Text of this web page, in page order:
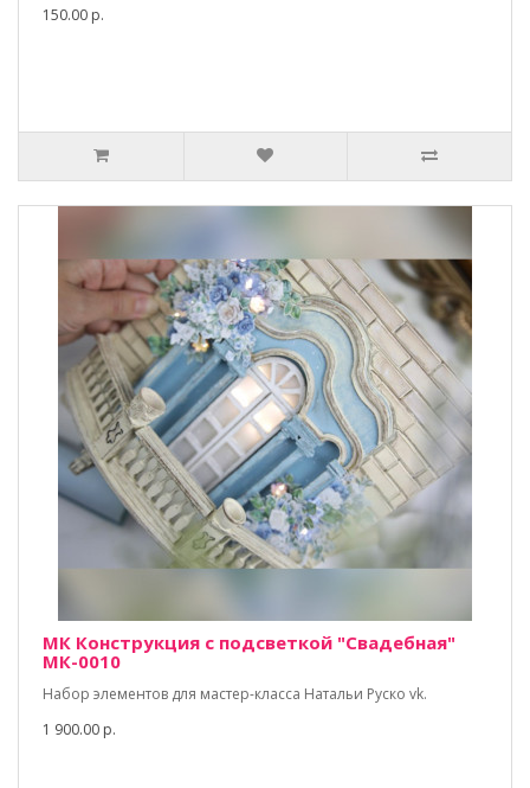
150.00 р.
МК Конструкция с подсветкой "Свадебная"
МК-0010
Набор элементов для мастер-класса Натальи Руско vk.
1 900.00 р.